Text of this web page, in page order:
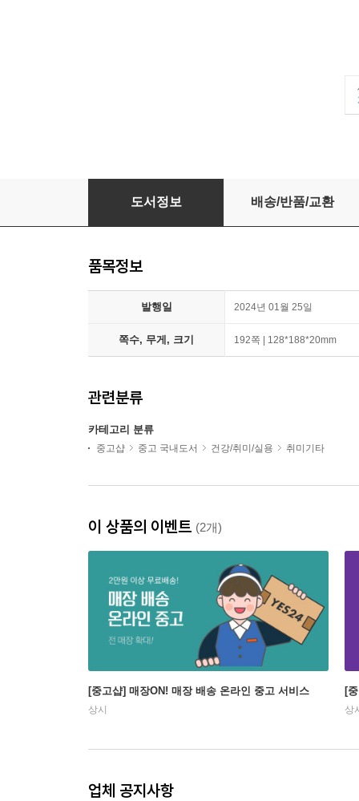
더 스테디북 (애쉬그레이)
도서정보 배송/반품/교환
품목정보
발행일 2024년 01월 25일
쪽수, 무게, 크기 192쪽 | 128*188*20mm
관련분류
카테고리 분류
중고샵 중고 국내도서 건강/취미/실용 취미기타
이 상품의 이벤트 (2개)
[중고샵] 매장ON! 매장 배송 온라인 중고 서비스
상시
[
상
업체 공지사항